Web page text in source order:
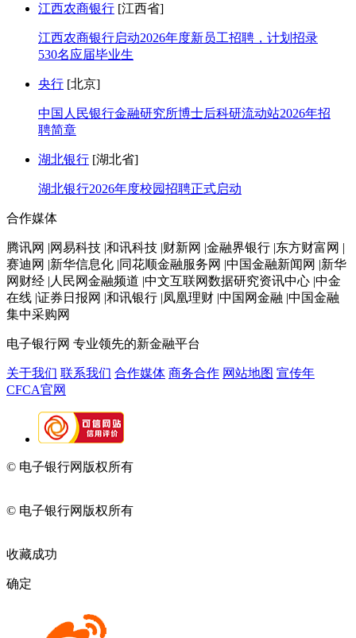
江西农商银行 [江西省]
江西农商银行启动2026年度新员工招聘，计划招录
530名应届毕业生
央行 [北京]
中国人民银行金融研究所博士后科研流动站2026年招
聘简章
湖北银行 [湖北省]
湖北银行2026年度校园招聘正式启动
合作媒体
腾讯网 |网易科技 |和讯科技 |财新网 |金融界银行 |东方财富网 |
赛迪网 |新华信息化 |同花顺金融服务网 |中国金融新闻网 |新华
网财经 |人民网金融频道 |中文互联网数据研究资讯中心 |中金
在线 |证券日报网 |和讯银行 |凤凰理财 |中国网金融 |中国金融
集中采购网
电子银行网 专业领先的新金融平台
关于我们 联系我们 合作媒体 商务合作 网站地图 宣传年
CFCA官网
© 电子银行网版权所有
© 电子银行网版权所有
收藏成功
确定